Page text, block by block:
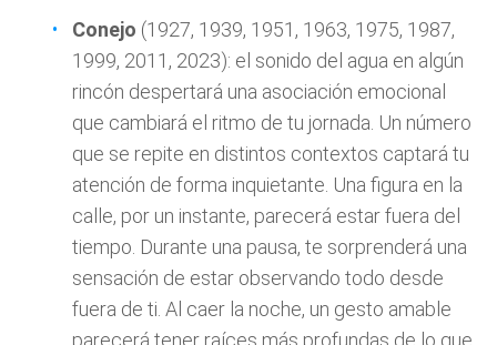
Conejo (1927, 1939, 1951, 1963, 1975, 1987,
1999, 2011, 2023): el sonido del agua en algún
rincón despertará una asociación emocional
que cambiará el ritmo de tu jornada. Un número
que se repite en distintos contextos captará tu
atención de forma inquietante. Una figura en la
calle, por un instante, parecerá estar fuera del
tiempo. Durante una pausa, te sorprenderá una
sensación de estar observando todo desde
fuera de ti. Al caer la noche, un gesto amable
parecerá tener raíces más profundas de lo que